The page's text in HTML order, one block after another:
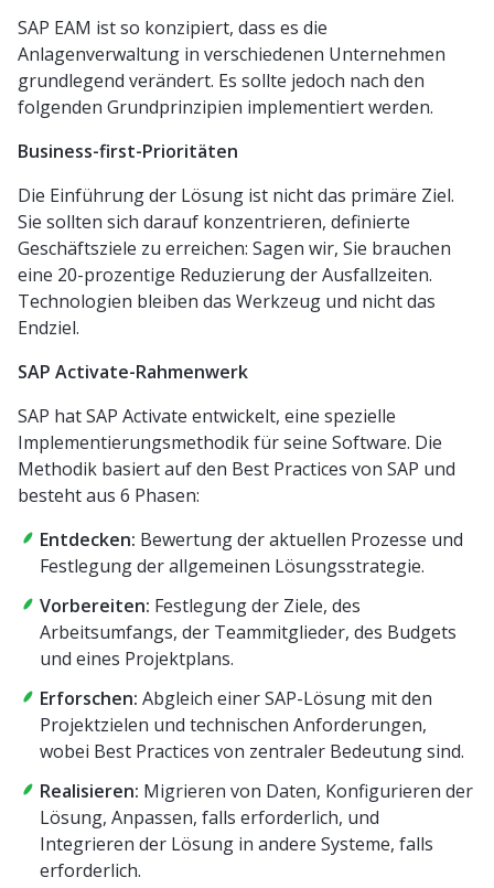
SAP EAM ist so konzipiert, dass es die
Anlagenverwaltung in verschiedenen Unternehmen
grundlegend verändert. Es sollte jedoch nach den
folgenden Grundprinzipien implementiert werden.
Business-first-Prioritäten
Die Einführung der Lösung ist nicht das primäre Ziel.
Sie sollten sich darauf konzentrieren, definierte
Geschäftsziele zu erreichen: Sagen wir, Sie brauchen
eine 20-prozentige Reduzierung der Ausfallzeiten.
Technologien bleiben das Werkzeug und nicht das
Endziel.
SAP Activate-Rahmenwerk
SAP hat SAP Activate entwickelt, eine spezielle
Implementierungsmethodik für seine Software. Die
Methodik basiert auf den Best Practices von SAP und
besteht aus 6 Phasen:
Entdecken: Bewertung der aktuellen Prozesse und
Festlegung der allgemeinen Lösungsstrategie.
Vorbereiten: Festlegung der Ziele, des
Arbeitsumfangs, der Teammitglieder, des Budgets
und eines Projektplans.
Erforschen: Abgleich einer SAP-Lösung mit den
Projektzielen und technischen Anforderungen,
wobei Best Practices von zentraler Bedeutung sind.
Realisieren: Migrieren von Daten, Konfigurieren der
Lösung, Anpassen, falls erforderlich, und
Integrieren der Lösung in andere Systeme, falls
erforderlich.